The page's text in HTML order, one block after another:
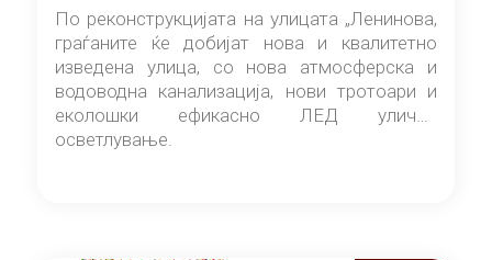
По реконструкцијата на улицата „Ленинова,
граѓаните ќе добијат нова и квалитетно
изведена улица, со нова атмосферска и
водоводна канализација, нови тротоари и
еколошки ефикасно ЛЕД улично
осветлување.